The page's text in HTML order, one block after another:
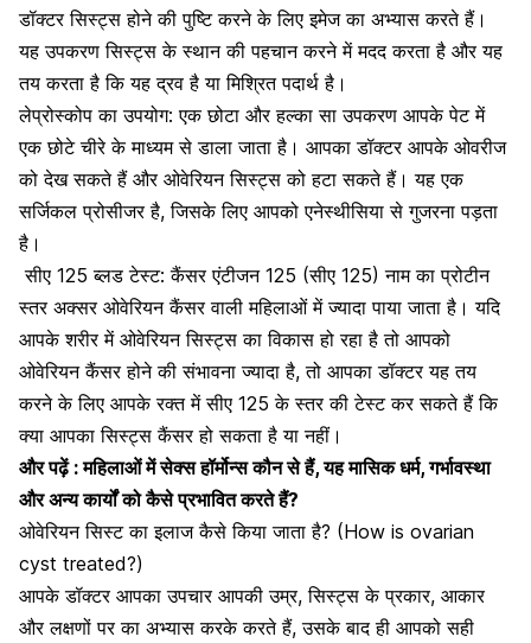
डॉक्टर सिस्ट्स होने की पुष्टि करने के लिए इमेज का अभ्यास करते हैं।
यह उपकरण सिस्ट्स के स्थान की पहचान करने में मदद करता है और यह
तय करता है कि यह द्रव है या मिश्रित पदार्थ है।
लेप्रोस्कोप का उपयोग: एक छोटा और हल्का सा उपकरण आपके पेट में
एक छोटे चीरे के माध्यम से डाला जाता है। आपका डॉक्टर आपके ओवरीज
को देख सकते हैं और ओवेरियन सिस्ट्स को हटा सकते हैं। यह एक
सर्जिकल प्रोसीजर है, जिसके लिए आपकोएनेस्थीसिया से गुजरना पड़ता
है।
सीए 125ब्लड टेस्ट: कैंसर एंटीजन 125 (सीए 125) नाम का प्रोटीन
स्तर अक्सर ओवेरियन कैंसर वाली महिलाओं में ज्यादा पाया जाता है। यदि
आपके शरीर में ओवेरियन सिस्ट्स का विकास हो रहा है तो आपको
ओवेरियन कैंसर होने की संभावना ज्यादा है, तो आपका डॉक्टर यह तय
करने के लिए आपके रक्त में सीए 125 के स्तर की टेस्ट कर सकते हैं कि
क्या आपका सिस्ट्स कैंसर हो सकता है या नहीं।
और पढ़ें :महिलाओं में सेक्स हॉर्मोन्स कौन से हैं, यह मासिक धर्म, गर्भावस्था
और अन्य कार्यों को कैसे प्रभावित करते हैं?
ओवेरियन सिस्ट का इलाज कैसे किया जाता है? (How is ovarian
cyst treated?)
आपके डॉक्टर आपका उपचार आपकी उम्र, सिस्ट्स के प्रकार, आकार
और लक्षणों पर का अभ्यास करके करते हैं, उसके बाद ही आपको सही